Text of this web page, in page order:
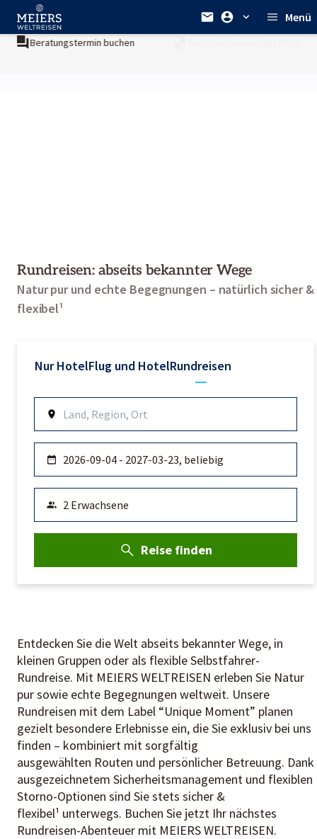
Menü
Ein Unternehmen derREWE Group
Rundreisen: abseits bekannter Wege
Natur pur und echte Begegnungen – natürlich sicher &
flexibel¹
Nur HotelFlug und HotelRundreisen
Reise finden
Entdecken Sie die Welt abseits bekannter Wege, in
kleinen Gruppen oder als flexible Selbstfahrer-
Rundreise. Mit MEIERS WELTREISEN erleben Sie Natur
pur sowie echte Begegnungen weltweit. Unsere
Rundreisen mit dem Label “Unique Moment” planen
gezielt besondere Erlebnisse ein, die Sie exklusiv bei uns
finden – kombiniert mit sorgfältig
ausgewählten Routen und persönlicher Betreuung. Dank
ausgezeichnetem Sicherheitsmanagement und flexiblen
Storno-Optionen sind Sie stets sicher &
flexibel¹ unterwegs. Buchen Sie jetzt Ihr nächstes
Rundreisen-Abenteuer mit MEIERS WELTREISEN.